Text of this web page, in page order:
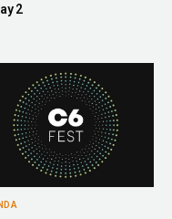
2